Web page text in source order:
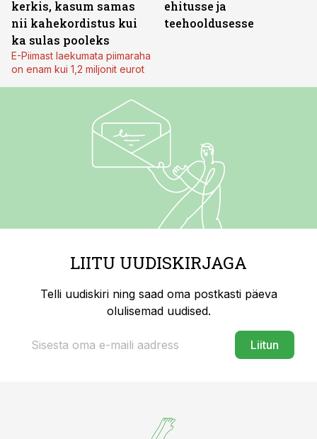
kerkis, kasum samas
nii kahekordistus kui
ka sulas pooleks
E-Piimast laekumata piimaraha
on enam kui 1,2 miljonit eurot
ehitusse ja
teehooldusesse
LIITU UUDISKIRJAGA
Telli uudiskiri ning saad oma postkasti päeva
olulisemad uudised.
Liitun